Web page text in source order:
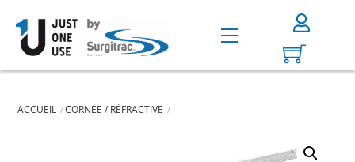
content
Menu
ACCUEIL CORNÉE / RÉFRACTIVE